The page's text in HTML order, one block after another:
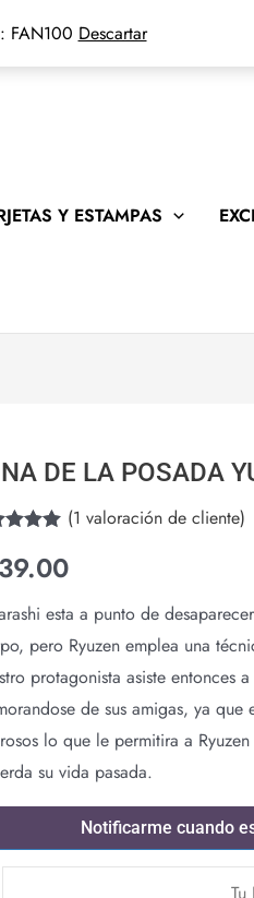
FAN100 Descartar
Y ESTAMPAS
DE LA POSADA
de 5 en
a
(1 valoración de cliente)
esta a punto de
pero Ryuzen emplea una
protagonista asiste entonces
de sus amigas, ya
lo que le permitira a
su vida pasada.
Notificarme cuando